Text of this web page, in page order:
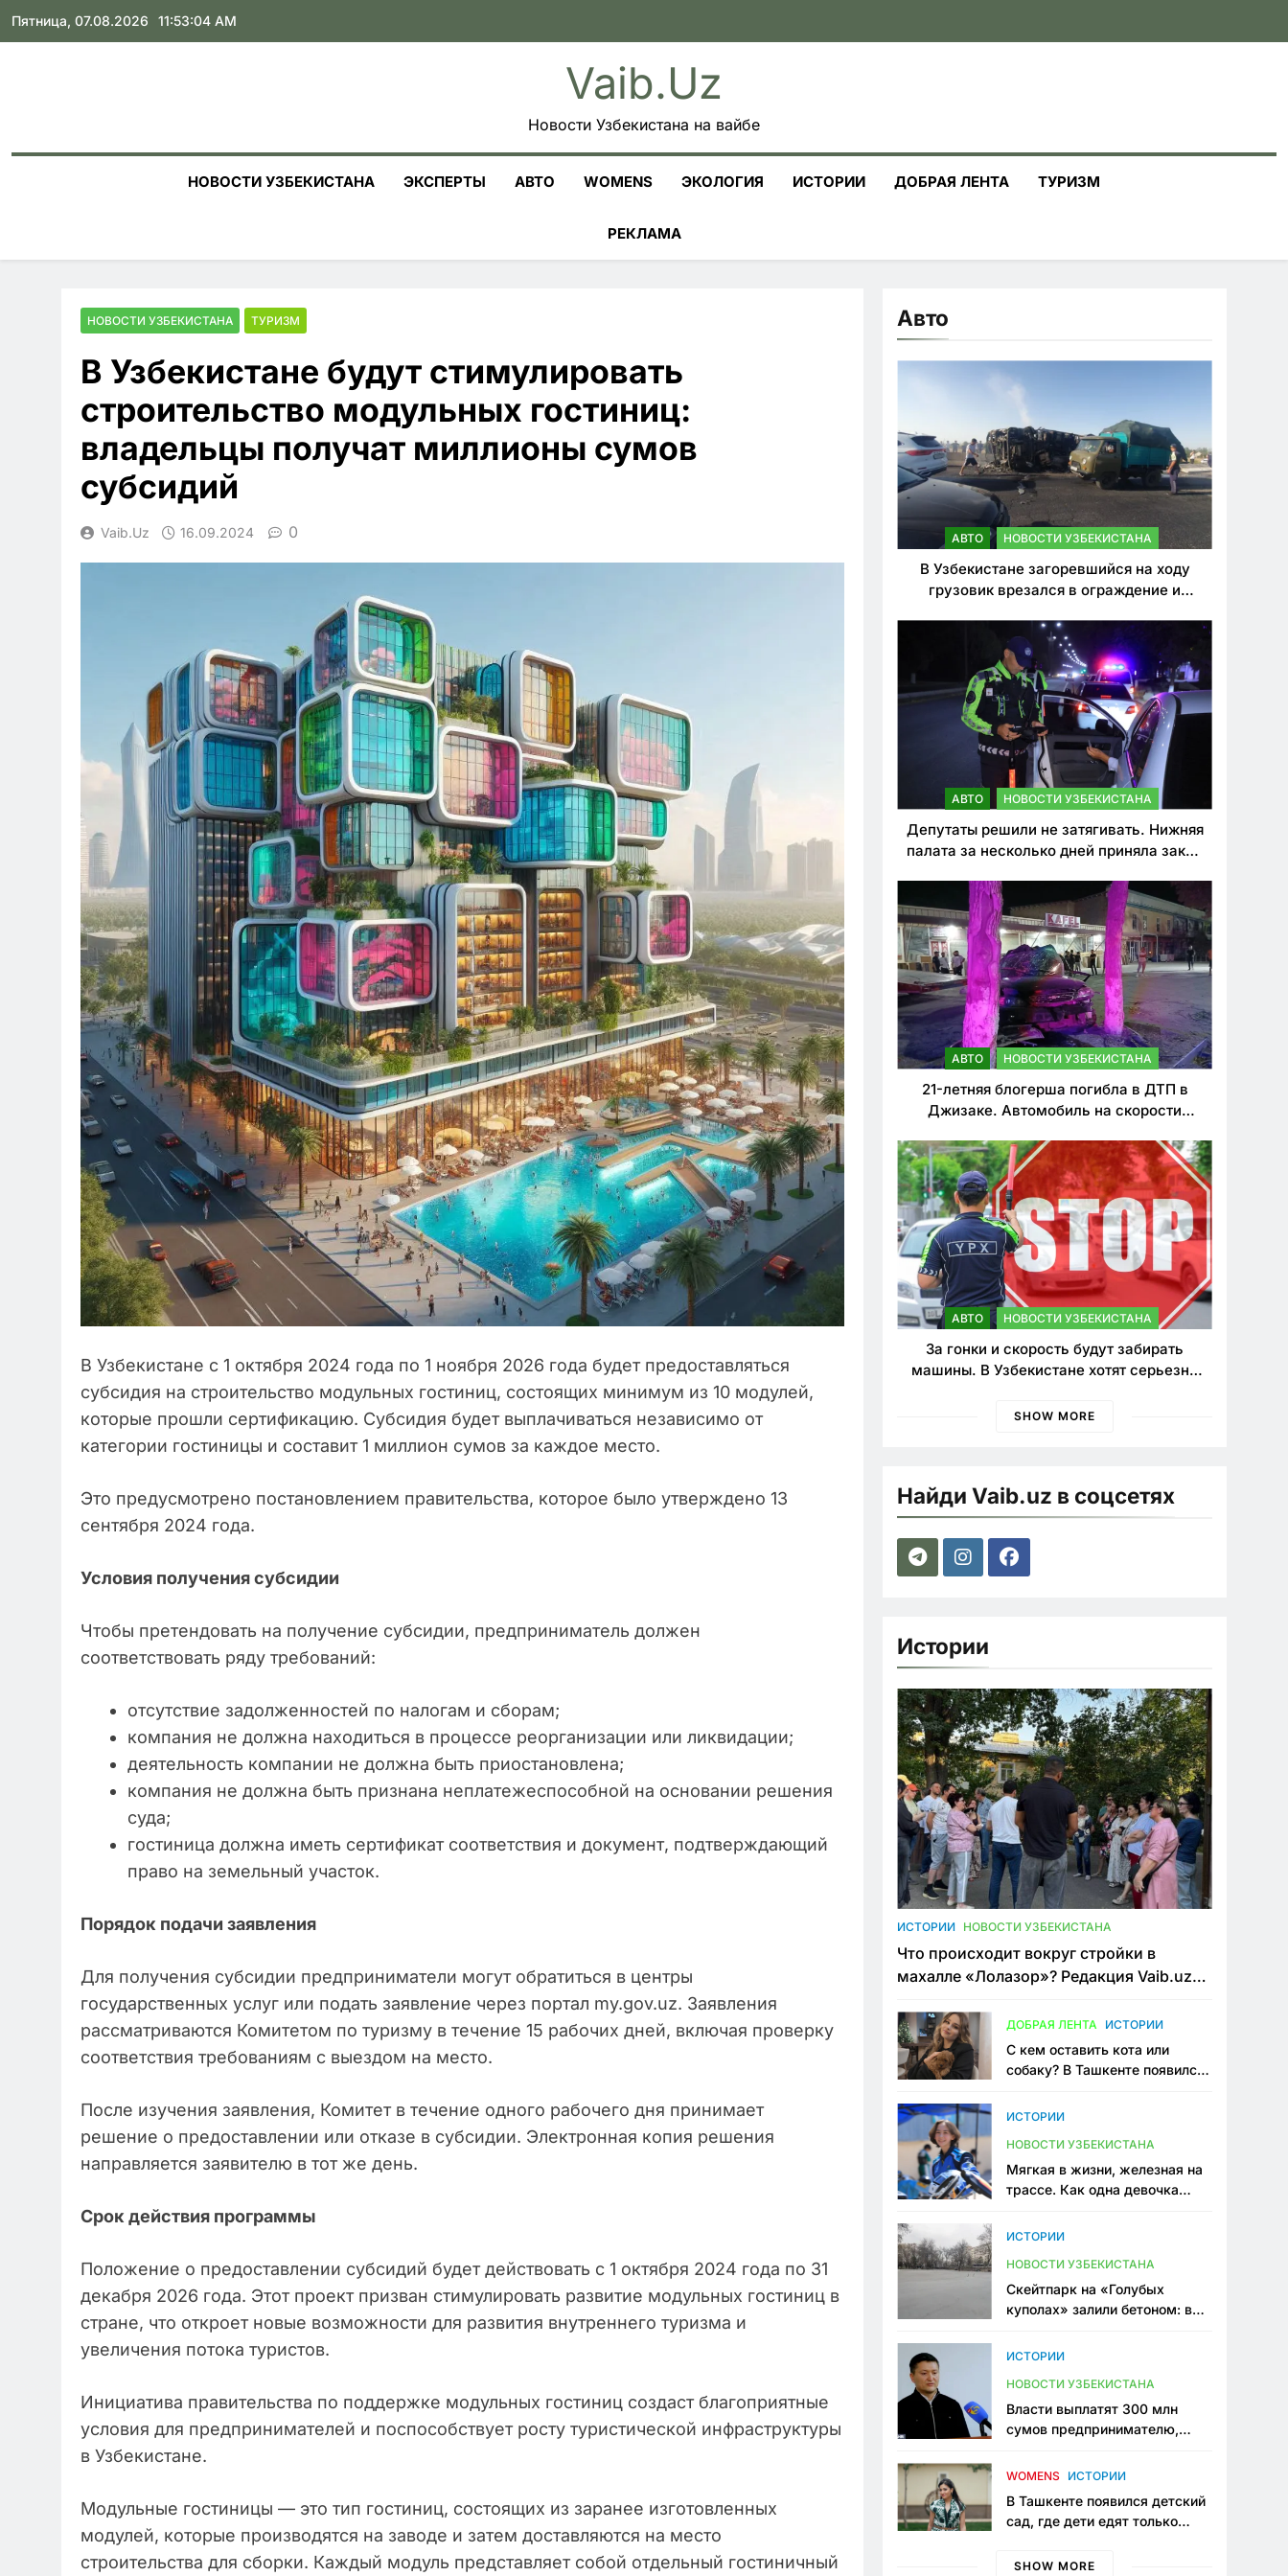
Skip
Пятница, 07.08.2026 11:53:06 AM
Vaib.uz
Новости Узбекистана на вайбе
НОВОСТИ УЗБЕКИСТАНА ЭКСПЕРТЫ АВТО WOMENS ЭКОЛОГИЯ ИСТОРИИ ДОБРАЯ ЛЕНТА ТУРИЗМ
РЕКЛАМА
НОВОСТИ УЗБЕКИСТАНА ТУРИЗМ
В Узбекистане будут стимулировать
строительство модульных гостиниц:
владельцы получат миллионы сумов
субсидий
Vaib.uz 16.09.2024 0
В Узбекистане с 1 октября 2024 года по 1 ноября 2026 года будет предоставляться
субсидия на строительство модульных гостиниц, состоящих минимум из 10 модулей,
которые прошли сертификацию. Субсидия будет выплачиваться независимо от
категории гостиницы и составит 1 миллион сумов за каждое место.
Это предусмотрено постановлением правительства, которое было утверждено 13
сентября 2024 года.
Условия получения субсидии
Чтобы претендовать на получение субсидии, предприниматель должен
соответствовать ряду требований:
отсутствие задолженностей по налогам и сборам;
компания не должна находиться в процессе реорганизации или ликвидации;
деятельность компании не должна быть приостановлена;
компания не должна быть признана неплатежеспособной на основании решения
суда;
гостиница должна иметь сертификат соответствия и документ, подтверждающий
право на земельный участок.
Порядок подачи заявления
Для получения субсидии предприниматели могут обратиться в центры
государственных услуг или подать заявление через портал my.gov.uz. Заявления
рассматриваются Комитетом по туризму в течение 15 рабочих дней, включая проверку
соответствия требованиям с выездом на место.
После изучения заявления, Комитет в течение одного рабочего дня принимает
решение о предоставлении или отказе в субсидии. Электронная копия решения
направляется заявителю в тот же день.
Срок действия программы
Положение о предоставлении субсидий будет действовать с 1 октября 2024 года по 31
декабря 2026 года. Этот проект призван стимулировать развитие модульных гостиниц в
стране, что откроет новые возможности для развития внутреннего туризма и
увеличения потока туристов.
Инициатива правительства по поддержке модульных гостиниц создаст благоприятные
условия для предпринимателей и поспособствует росту туристической инфраструктуры
в Узбекистане.
Модульные гостиницы — это тип гостиниц, состоящих из заранее изготовленных
модулей, которые производятся на заводе и затем доставляются на место
строительства для сборки. Каждый модуль представляет собой отдельный гостиничный
Авто
АВТО НОВОСТИ УЗБЕКИСТАНА
В Узбекистане загоревшийся на ходу
грузовик врезался в ограждение и
АВТО НОВОСТИ УЗБЕКИСТАНА
Депутаты решили не затягивать. Нижняя
палата за несколько дней приняла закон
нарушителей ПДД
АВТО НОВОСТИ УЗБЕКИСТАНА
21-летняя блогерша погибла в ДТП в
Джизаке. Автомобиль на скорости
АВТО НОВОСТИ УЗБЕКИСТАНА
За гонки и скорость будут забирать
машины. В Узбекистане хотят серьезно
SHOW MORE
Найди Vaib.uz в соцсетях
Истории
ИСТОРИИ НОВОСТИ УЗБЕКИСТАНА
Что происходит вокруг стройки в
махалле «Лолазор»? Редакция Vaib.uz
конфликта
ДОБРАЯ ЛЕНТА ИСТОРИИ
С кем оставить кота или
собаку? В Ташкенте появился
ИСТОРИИ
НОВОСТИ УЗБЕКИСТАНА
Мягкая в жизни, железная на
трассе. Как одна девочка
Узбекистане
ИСТОРИИ
НОВОСТИ УЗБЕКИСТАНА
Скейтпарк на «Голубых
куполах» залили бетоном: в
одно общественное
ИСТОРИИ
НОВОСТИ УЗБЕКИСТАНА
Власти выплатят 300 млн
сумов предпринимателю,
тюрьме по незаконному
WOMENS ИСТОРИИ
В Ташкенте появился детский
сад, где дети едят только
мама, которая устала просить
SHOW MORE